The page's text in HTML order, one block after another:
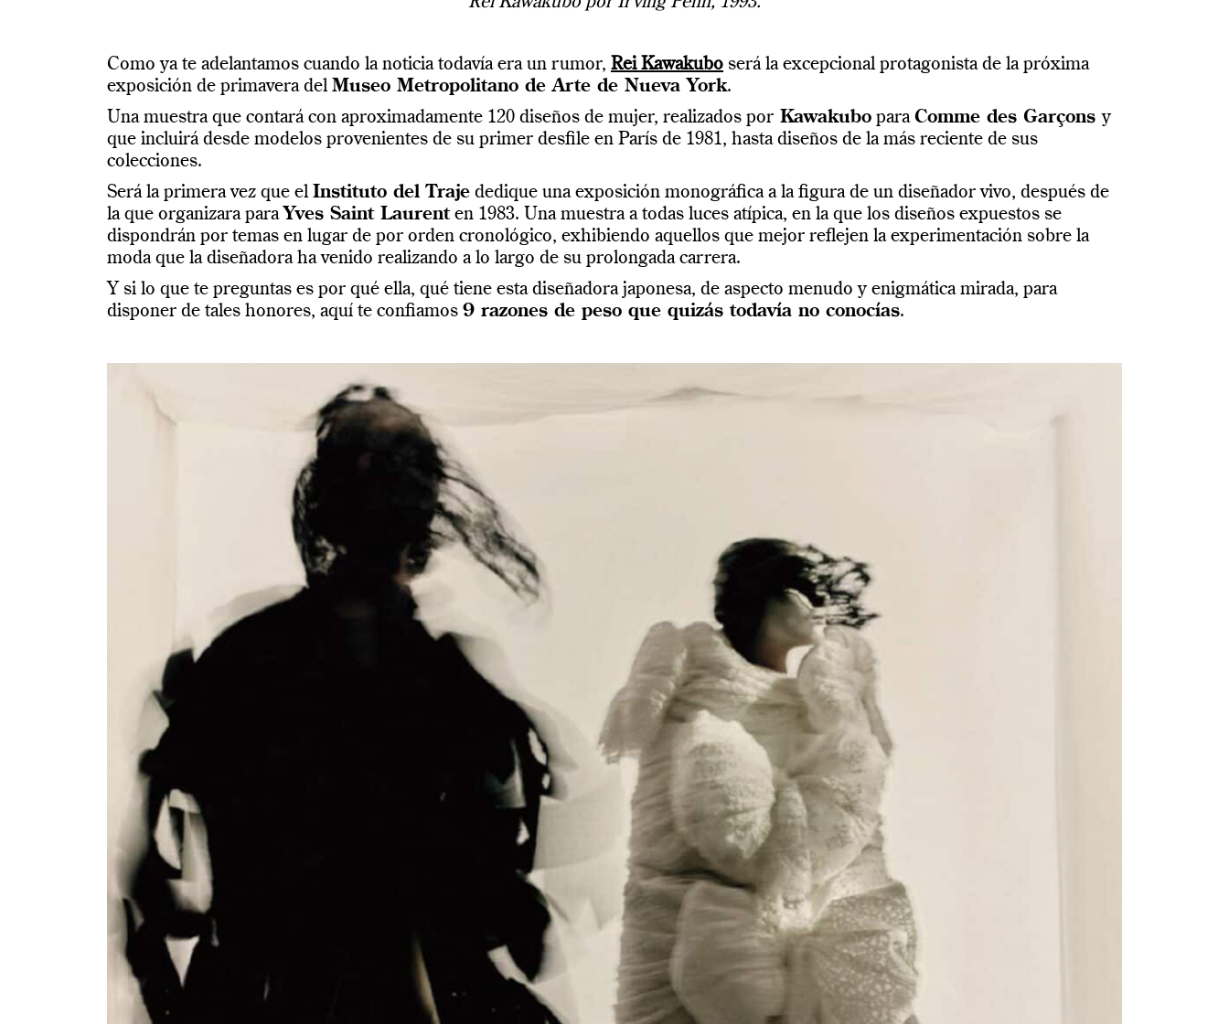
Como ya te adelantamos cuando la noticia todavía era un rumor, Rei Kawakubo será la excepcional protagonista de la próxima
exposición de primavera del Museo Metropolitano de Arte de Nueva York.
Una muestra que contará con aproximadamente 120 diseños de mujer, realizados por Kawakubo para Comme des Garçonsy
que incluirá desde modelos provenientes de su primer desfile en París de 1981, hasta diseños de la más reciente de sus
colecciones.
Será la primera vez que el Instituto del Traje dedique una exposición monográfica a la figura de un diseñador vivo, después de
la que organizara para Yves Saint Laurenten 1983. Una muestra a todas luces atípica, en la que los diseños expuestos se
dispondrán por temas en lugar de por orden cronológico, exhibiendo aquellos que mejor reflejen la experimentación sobre la
moda que la diseñadora ha venido realizando a lo largo de su prolongada carrera.
Y si lo que te preguntas es por qué ella, qué tiene esta diseñadora japonesa, de aspecto menudo y enigmática mirada, para
disponer de tales honores, aquí te confiamos 9 razones de peso que quizás todavía no conocías.